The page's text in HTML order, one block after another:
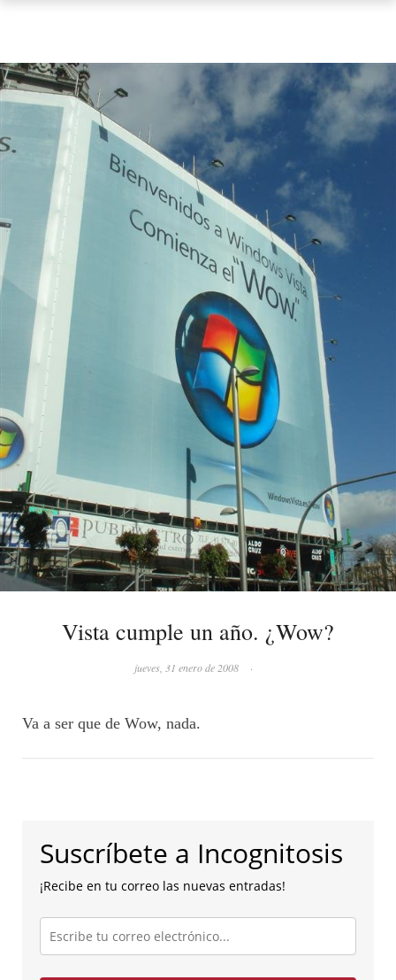
Vista cumple un año. ¿Wow?
jueves, 31 enero de 2008 ·
Va a ser que de Wow, nada.
Suscríbete a Incognitosis
¡Recibe en tu correo las nuevas entradas!
Escribe
tu
correo